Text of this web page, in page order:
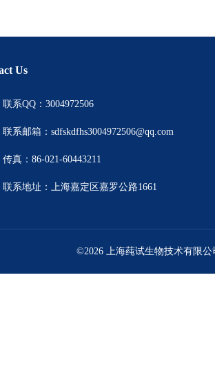
Us
联系QQ：3004972506
联系邮箱：sdfskdfhs3004972506@qq.com
传真：86-021-60443211
联系地址：上海嘉定区嘉罗公路1661
©2026 上海莼试生物技术有限